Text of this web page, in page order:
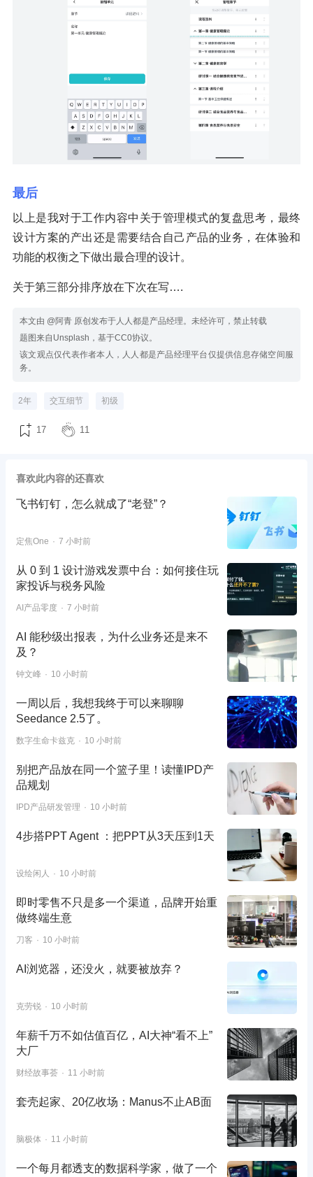
最后
以上是我对于工作内容中关于管理模式的复盘思考，最终
设计方案的产出还是需要结合自己产品的业务，在体验和
功能的权衡之下做出最合理的设计。
关于第三部分排序放在下次在写….
本文由 @阿青 原创发布于人人都是产品经理。未经许可，禁止转载
题图来自Unsplash，基于CC0协议。
该文观点仅代表作者本人，人人都是产品经理平台仅提供信息存储空间服
务。
2年 交互细节 初级
17 11
喜欢此内容的还喜欢
飞书钉钉，怎么就成了“老登”？
定焦One 7 小时前
从 0 到 1 设计游戏发票中台：如何接住玩
家投诉与税务风险
AI产品零度 7 小时前
AI 能秒级出报表，为什么业务还是来不
及？
钟文峰 10 小时前
一周以后，我想我终于可以来聊聊
Seedance 2.5了。
数字生命卡兹克 10 小时前
别把产品放在同一个篮子里！读懂IPD产
品规划
IPD产品研发管理 10 小时前
4步搭PPT Agent ：把PPT从3天压到1天
设绘闲人 10 小时前
即时零售不只是多一个渠道，品牌开始重
做终端生意
刀客 10 小时前
AI浏览器，还没火，就要被放弃？
克劳锐 10 小时前
年薪千万不如估值百亿，AI大神“看不上”
大厂
财经故事荟 11 小时前
套壳起家、20亿收场：Manus不止AB面
脑极体 11 小时前
一个每月都透支的数据科学家，做了一个